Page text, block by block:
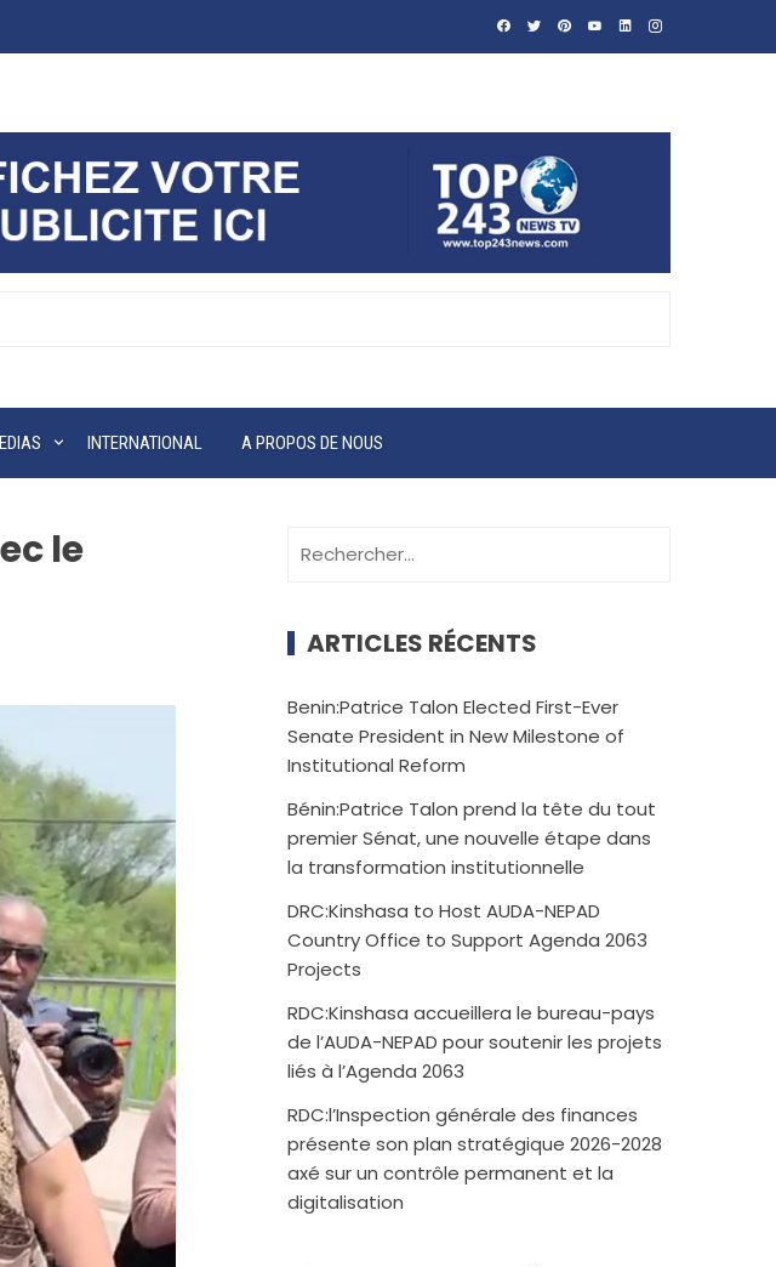
INTERNATIONAL A PROPOS DE NOUS
le
ARTICLES RÉCENTS
Benin:Patrice Talon Elected First-Ever
Senate President in New Milestone of
Institutional Reform
Bénin:Patrice Talon prend la tête du tout
premier Sénat, une nouvelle étape dans
la transformation institutionnelle
DRC:Kinshasa to Host AUDA-NEPAD
Country Office to Support Agenda 2063
Projects
RDC:Kinshasa accueillera le bureau-pays
de l’AUDA-NEPAD pour soutenir les projets
liés à l’Agenda 2063
RDC:l’Inspection générale des finances
présente son plan stratégique 2026-2028
axé sur un contrôle permanent et la
digitalisation